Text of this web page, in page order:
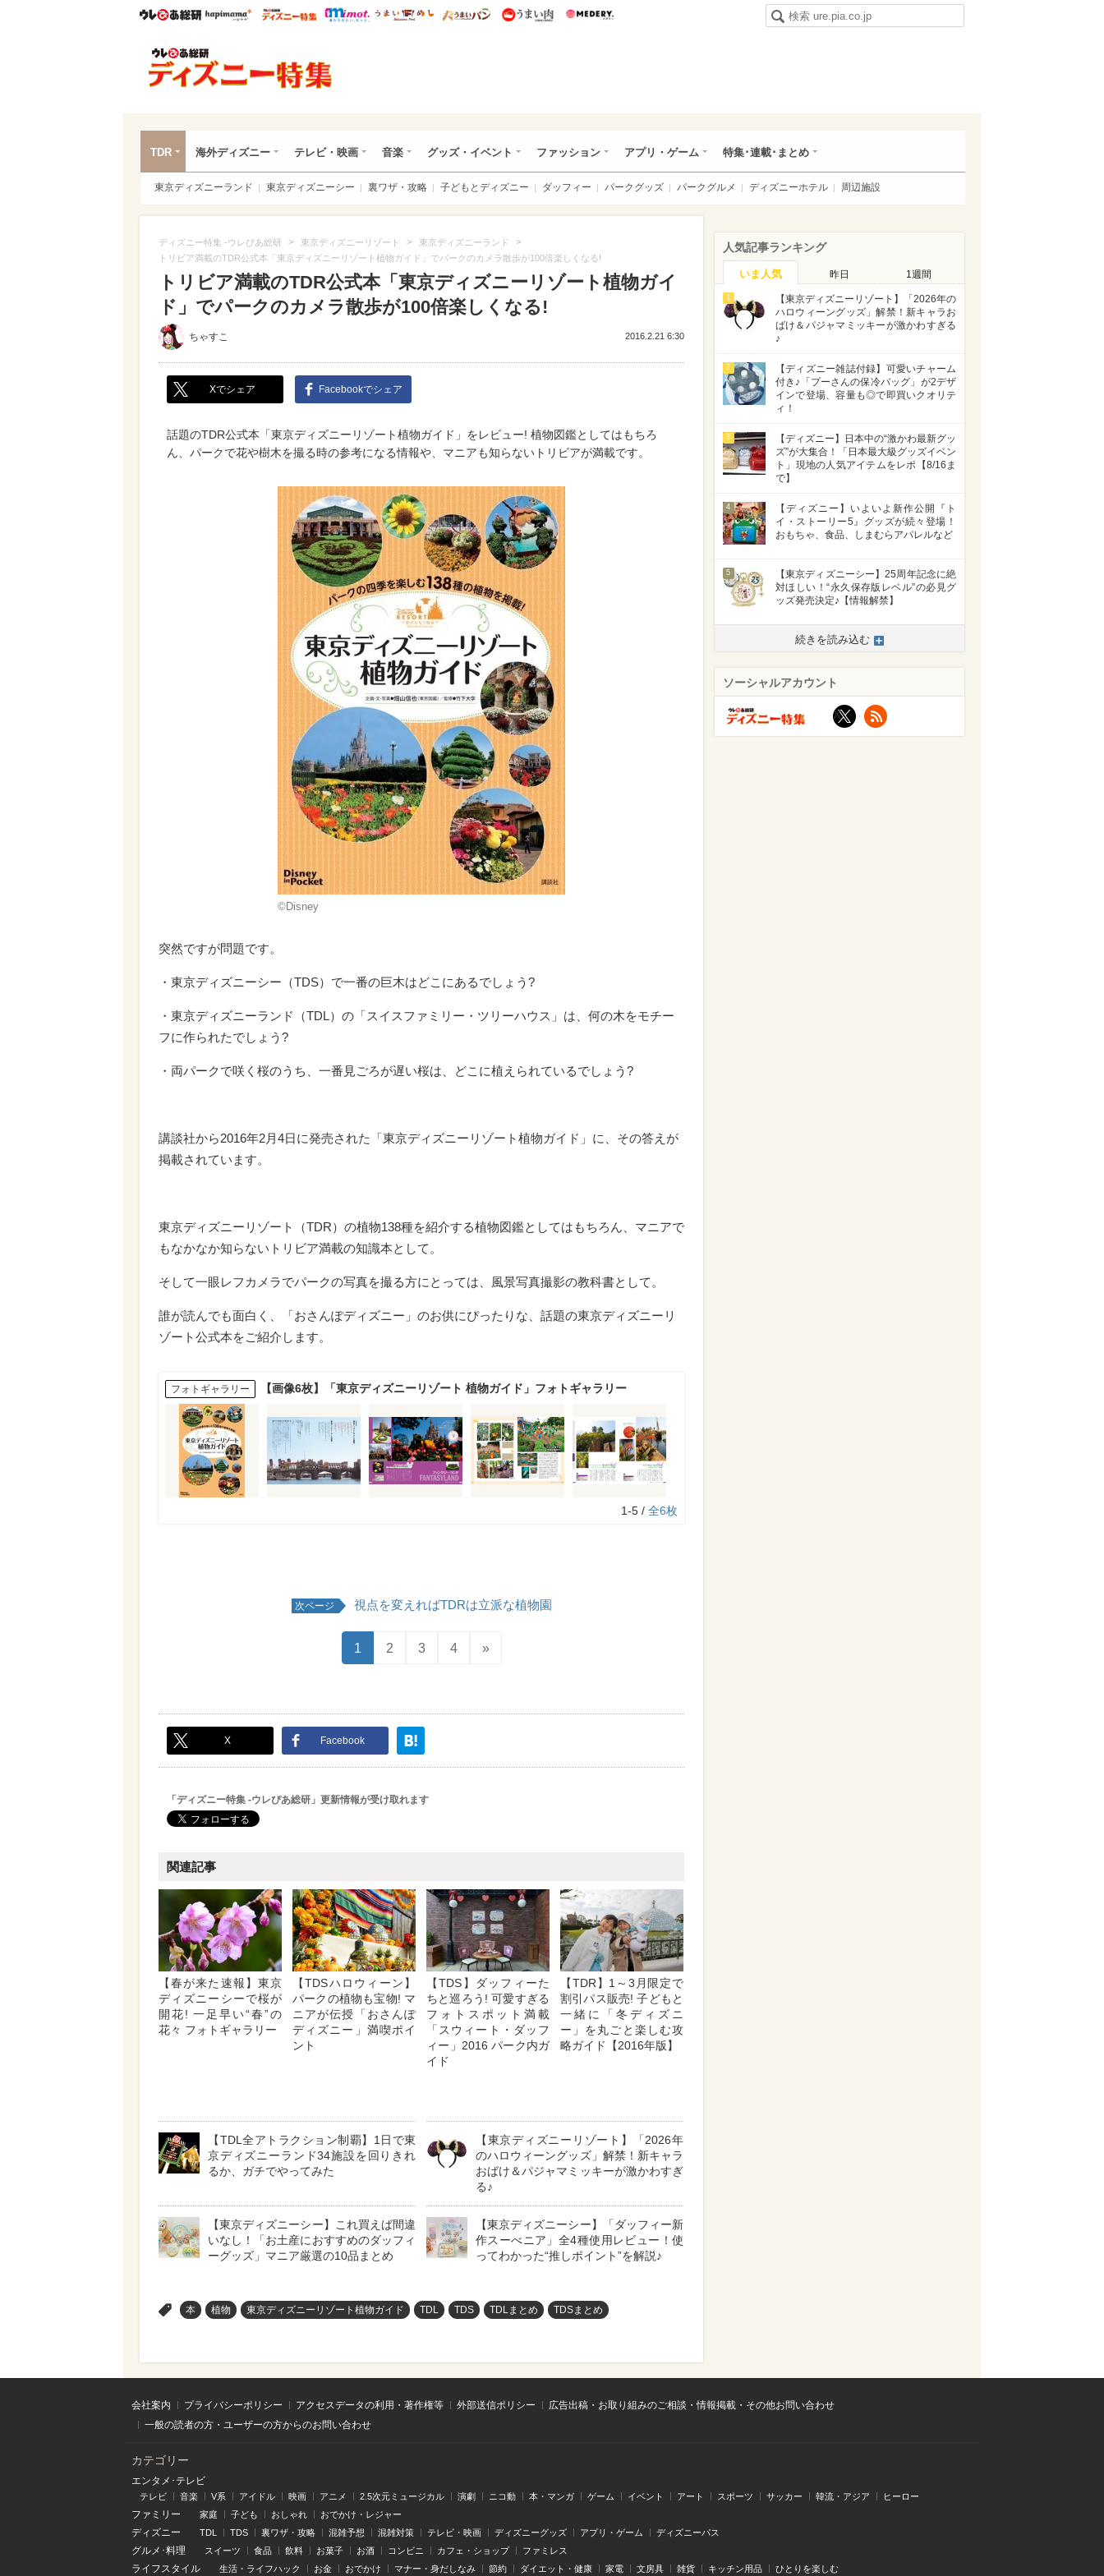
ウレぴあ総研ハピママ* ウレぴあ総研 ディズニー特集
mimot. うまいめし うまいパン うまい肉
TDR 海外ディズニー テレビ・映画 音楽 グッズ・イベント ファッション アプリ・ゲーム 特集･連載･まとめ
東京ディズニーランド 東京ディズニーシー 裏ワザ・攻略 子どもとディズニー ダッフィー パークグッズ パークグルメ ディズニーホテル 周辺施設
ディズニー特集 -ウレぴあ総研 > 東京ディズニーリゾート > 東京ディズニーランド >
トリビア満載のTDR公式本「東京ディズニーリゾート植物ガイド」でパークのカメラ散歩が100倍楽しくなる!
トリビア満載のTDR公式本「東京ディズニーリゾート植物ガイ
ド」でパークのカメラ散歩が100倍楽しくなる!
ちゃすこ 2016.2.21 6:30
Xでシェア Facebookでシェア
話題のTDR公式本「東京ディズニーリゾート植物ガイド」をレビュー! 植物図鑑としてはもちろ
ん、パークで花や樹木を撮る時の参考になる情報や、マニアも知らないトリビアが満載です。
©Disney
突然ですが問題です。
・東京ディズニーシー（TDS）で一番の巨木はどこにあるでしょう?
・東京ディズニーランド（TDL）の「スイスファミリー・ツリーハウス」は、何の木をモチー
フに作られたでしょう?
・両パークで咲く桜のうち、一番見ごろが遅い桜は、どこに植えられているでしょう?
講談社から2016年2月4日に発売された「東京ディズニーリゾート植物ガイド」に、その答えが
掲載されています。
東京ディズニーリゾート（TDR）の植物138種を紹介する植物図鑑としてはもちろん、マニアで
もなかなか知らないトリビア満載の知識本として。
そして一眼レフカメラでパークの写真を撮る方にとっては、風景写真撮影の教科書として。
誰が読んでも面白く、「おさんぽディズニー」のお供にぴったりな、話題の東京ディズニーリ
ゾート公式本をご紹介します。
フォトギャラリー 【画像6枚】「東京ディズニーリゾート 植物ガイド」フォトギャラリー
1-5 / 全6枚
次ページ 視点を変えればTDRは立派な植物園
1 2 3 4 »
X Facebook
「ディズニー特集 -ウレぴあ総研」更新情報が受け取れます
関連記事
【春が来た速報】東京
ディズニーシーで桜が
開花! 一足早い“春”の
花々 フォトギャラリー
【TDSハロウィーン】
パークの植物も宝物! マ
ニアが伝授「おさんぽ
ディズニー」満喫ポイ
ント
【TDS】ダッフィーた
ちと巡ろう! 可愛すぎる
フォトスポット満載
「スウィート・ダッフ
ィー」2016 パーク内ガ
イド
【TDR】1～3月限定で
割引パス販売! 子どもと
一緒に「冬ディズニ
ー」を丸ごと楽しむ攻
略ガイド【2016年版】
【TDL全アトラクション制覇】1日で東
京ディズニーランド34施設を回りきれ
るか、ガチでやってみた
【東京ディズニーリゾート】「2026年
のハロウィーングッズ」解禁！新キャラ
おばけ＆パジャマミッキーが激かわすぎ
る♪
【東京ディズニーシー】これ買えば間違
いなし！「お土産におすすめのダッフィ
ーグッズ」マニア厳選の10品まとめ
【東京ディズニーシー】「ダッフィー新
作スーべニア」全4種使用レビュー！使
ってわかった“推しポイント”を解説♪
本 植物 東京ディズニーリゾート植物ガイド TDL TDS TDLまとめ TDSまとめ
人気記事ランキング
いま人気 昨日 1週間
1
【東京ディズニーリゾート】「2026年の
ハロウィーングッズ」解禁！新キャラお
ばけ＆パジャマミッキーが激かわすぎる
♪
2
【ディズニー雑誌付録】可愛いチャーム
付き♪「プーさんの保冷バッグ」が2デザ
インで登場、容量も◎で即買いクオリテ
ィ！
3
【ディズニー】日本中の“激かわ最新グッ
ズ”が大集合！「日本最大級グッズイベン
ト」現地の人気アイテムをレポ【8/16ま
で】
4
【ディズニー】いよいよ新作公開『ト
イ・ストーリー5』グッズが続々登場！
おもちゃ、食品、しまむらアパレルなど
5
【東京ディズニーシー】25周年記念に絶
対ほしい！“永久保存版レベル”の必見グ
ッズ発売決定♪【情報解禁】
続きを読み込む
ソーシャルアカウント
X
会社案内 プライバシーポリシー アクセスデータの利用・著作権等 外部送信ポリシー
広告出稿・お取り組みのご相談・情報掲載・その他お問い合わせ
一般の読者の方・ユーザーの方からのお問い合わせ
カテゴリー
エンタメ･テレビ
テレビ 音楽 V系 アイドル 映画 アニメ 2.5次元ミュージカル 演劇 ニコ動 本・マンガ ゲーム イベント アート スポーツ サッカー 韓流・アジア ヒーロー
ファミリー 家庭 子ども おしゃれ おでかけ・レジャー
ディズニー TDL TDS 裏ワザ・攻略 混雑予想 混雑対策 テレビ・映画 ディズニーグッズ アプリ・ゲーム ディズニーパス
グルメ･料理 スイーツ 食品 飲料 お菓子 お酒 コンビニ カフェ・ショップ ファミレス
ライフスタイル 生活・ライフハック お金 おでかけ マナー・身だしなみ 節約 ダイエット・健康 家電 文房具 雑貨 キッチン用品 ひとりを楽しむ